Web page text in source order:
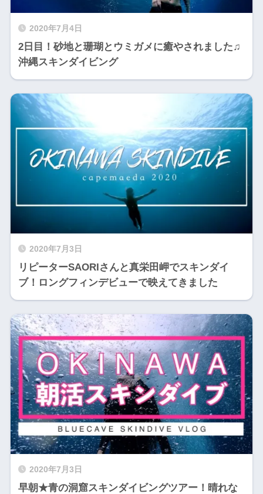
2020年7月4日
2日目！砂地と珊瑚とウミガメに癒やされました♫
沖縄スキンダイビング
2020年7月3日
リピーターSAORIさんと真栄田岬でスキンダイ
ブ！ロングフィンデビューで映えてきました
2020年7月3日
早朝★青の洞窟スキンダイビングツアー！晴れな